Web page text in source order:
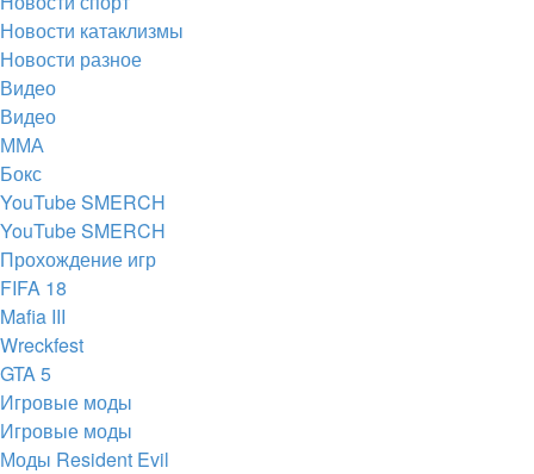
Новости катаклизмы
Новости разное
Видео
Видео
ММА
Бокс
YouTube SMERCH
YouTube SMERCH
Прохождение игр
FIFA 18
Mafia III
Wreckfest
GTA 5
Игровые моды
Игровые моды
Моды Resident Evil